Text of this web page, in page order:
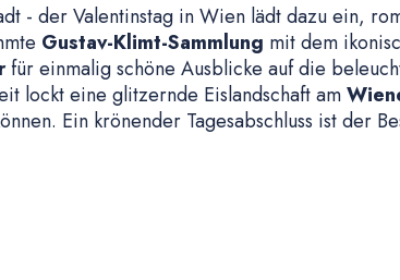
- der Valentinstag in Wien lädt dazu ein,
Gustav-Klimt-Sammlung mit dem
für einmalig schöne Ausblicke auf die
lockt eine glitzernde Eislandschaft am
Ein krönender Tagesabschluss ist der